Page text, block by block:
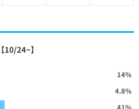
10/24~】
14%
4.8%
41%